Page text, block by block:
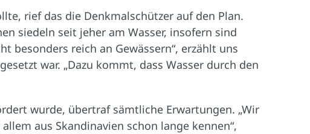
rief das die Denkmalschützer auf den Plan.
siedeln seit jeher am Wasser, insofern sind
besonders reich an Gewässern“, erzählt uns
war. „Dazu kommt, dass Wasser durch den
wurde, übertraf sämtliche Erwartungen. „Wir
aus Skandinavien schon lange kennen“,